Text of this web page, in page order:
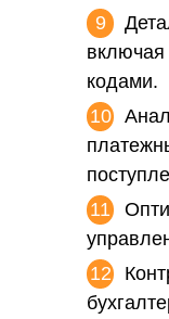
включая
кодами.